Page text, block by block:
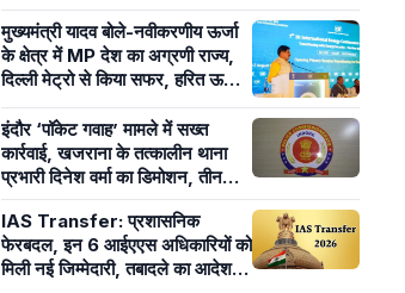
मुख्यमंत्री यादव बोले-नवीकरणीय ऊर्जा
के क्षेत्र में MP देश का अग्रणी राज्य,
दिल्ली मेट्रो से किया सफर, हरित ऊर्जा
मॉडल का हुआ प्रेजेंटेशन
इंदौर ‘पॉकेट गवाह’ मामले में सख्त
कार्रवाई, खजराना के तत्कालीन थाना
प्रभारी दिनेश वर्मा का डिमोशन, तीन
साल के लिए बने सब-इंस्पेक्टर
IAS Transfer: प्रशासनिक
फेरबदल, इन 6 आईएएस अधिकारियों को
मिली नई जिम्मेदारी, तबादले का आदेश